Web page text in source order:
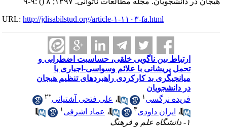
URL:http://jdisabilstud.org/article-۱-۱۱۰۳-fa.html
ارتباط بین ناگویی خلقی، حساسیت اضطرابی و
تحمل پریشانی با علائم وسواسی-اجباری با
میانجیگری بد کارکردی راهبردهای تنظیم هیجان
در دانشجویان
فریده نرگسی
،علی فتحی آشتیانی ۲
،ایران داودی ،عماد اشرفی